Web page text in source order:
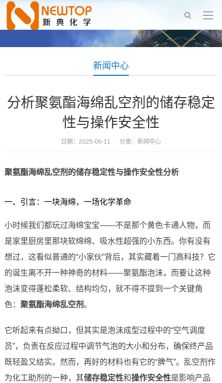
新闻中心
分析聚氨酯海绵乱空剂的储存稳定
性与操作安全性
日期：2025-06-11 分类： 新闻中心
聚氨酯海绵乱空剂的储存稳定性与操作安全性分析
一、引言：一块海绵，一场化学革命
小时候我们都玩过海绵宝宝——不是那个黄色卡通人物，而
是家里厨房里那块软绵绵、吸水性超强的小东西。你有没有
想过，这看似普通的“小家伙”背后，其实藏着一门高科技？它
的诞生离不开一种神奇的材料——聚氨酯泡沫，而要让这种
泡沫变得蓬松柔软、结构均匀，就不得不提到一个关键角
色： 聚氨酯海绵乱空剂。
它听起来有点拗口，但其实是泡沫成型过程中的“空气调度
员”，负责在反应过程中调节气泡的大小和分布，确保终产品
既轻盈又结实。然而，再好的材料也有它的“脾气”。乱空剂作
为化工助剂的一种，其储存稳定性和操作安全性是影响产品